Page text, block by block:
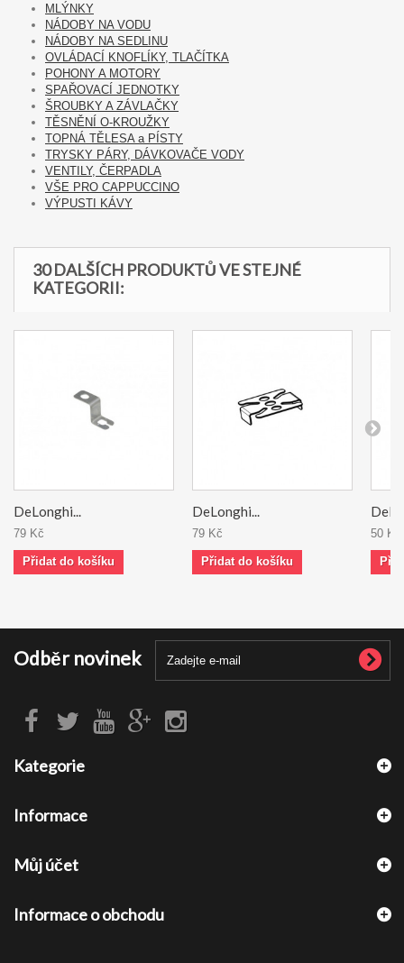
MLÝNKY
NÁDOBY NA VODU
NÁDOBY NA SEDLINU
OVLÁDACÍ KNOFLÍKY, TLAČÍTKA
POHONY A MOTORY
SPAŘOVACÍ JEDNOTKY
ŠROUBKY A ZÁVLAČKY
TĚSNĚNÍ O-KROUŽKY
TOPNÁ TĚLESA a PÍSTY
TRYSKY PÁRY, DÁVKOVAČE VODY
VENTILY, ČERPADLA
VŠE PRO CAPPUCCINO
VÝPUSTI KÁVY
30 DALŠÍCH PRODUKTŮ VE STEJNÉ
KATEGORII:
DeLonghi...
79 Kč
Přidat do košíku
DeLonghi...
79 Kč
Přidat do košíku
50 Kč
Odběr novinek
Kategorie
Informace
Můj účet
Informace o obchodu